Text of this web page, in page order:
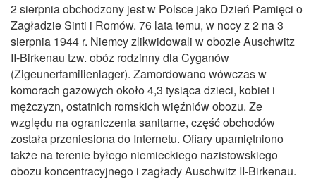
2 sierpnia obchodzony jest w Polsce jako Dzień Pamięci o
Zagładzie Sinti i Romów. 76 lata temu, w nocy z 2 na 3
sierpnia 1944 r. Niemcy zlikwidowali w obozie Auschwitz
II-Birkenau tzw. obóz rodzinny dla Cyganów
(Zigeunerfamilienlager). Zamordowano wówczas w
komorach gazowych około 4,3 tysiąca dzieci, kobiet i
mężczyzn, ostatnich romskich więźniów obozu. Ze
względu na ograniczenia sanitarne, część obchodów
została przeniesiona do Internetu. Ofiary upamiętniono
także na terenie byłego niemieckiego nazistowskiego
obozu koncentracyjnego i zagłady Auschwitz II-Birkenau.